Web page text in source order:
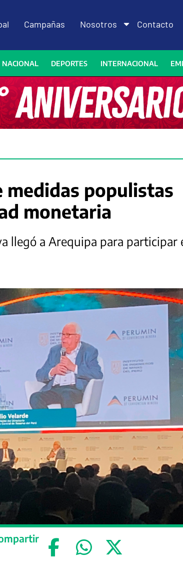
Campañas Nosotros Contacto
NACIONAL DEPORTES INTERNACIONAL
medidas populistas
monetaria
llegó a Arequipa para participar